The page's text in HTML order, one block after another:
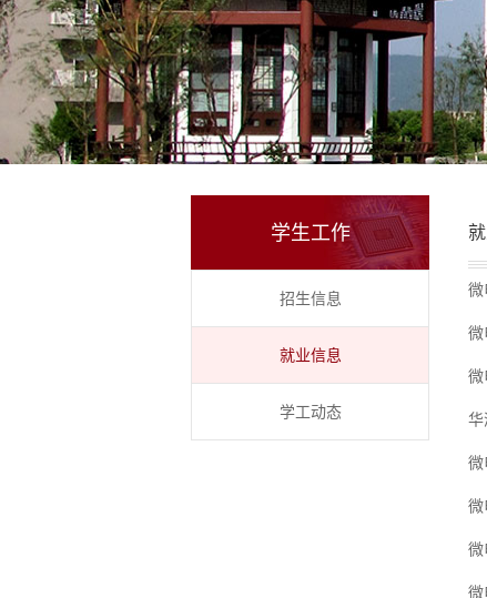
学生工作
招生信息
就业信息
学工动态
微
微
微
华
微
微
微
微